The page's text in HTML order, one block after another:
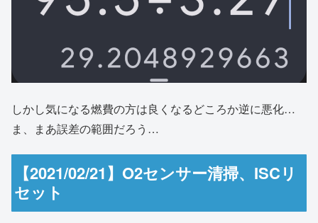
しかし気になる燃費の方は良くなるどころか逆に悪化…
ま、まあ誤差の範囲だろう…
【2021/02/21】O2センサー清掃、ISCリ
セット